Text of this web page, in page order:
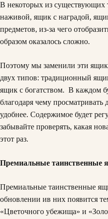
В некоторых из
наживой, ящик с наградой,
предметов, из-за чего
образом оказалось сложно.
Поэтому мы заменили эти
двух типов: традиционный
ящик с богатством. В каждом
благодаря чему просматривать
удобнее. Содержимое будет
забывайте проверять, какая
этот раз.
Премиальные таинственные
Премиальные таинственные
обновлении ив них появится
«Цветочного убежища» и